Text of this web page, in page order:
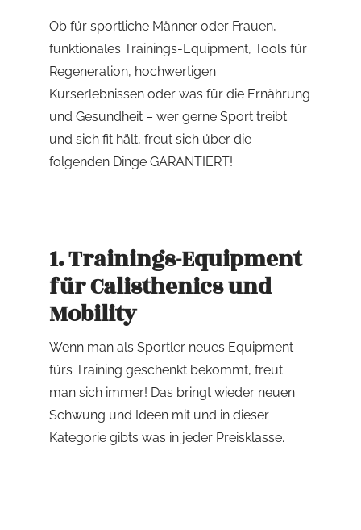
Ob für sportliche Männer oder Frauen,
funktionales Trainings-Equipment, Tools für
Regeneration, hochwertigen
Kurserlebnissen oder was für die Ernährung
und Gesundheit – wer gerne Sport treibt
und sich fit hält, freut sich über die
folgenden Dinge GARANTIERT!
1. Trainings-Equipment
für Calisthenics und
Mobility
Wenn man als Sportler neues Equipment
fürs Training geschenkt bekommt, freut
man sich immer! Das bringt wieder neuen
Schwung und Ideen mit und in dieser
Kategorie gibts was in jeder Preisklasse.